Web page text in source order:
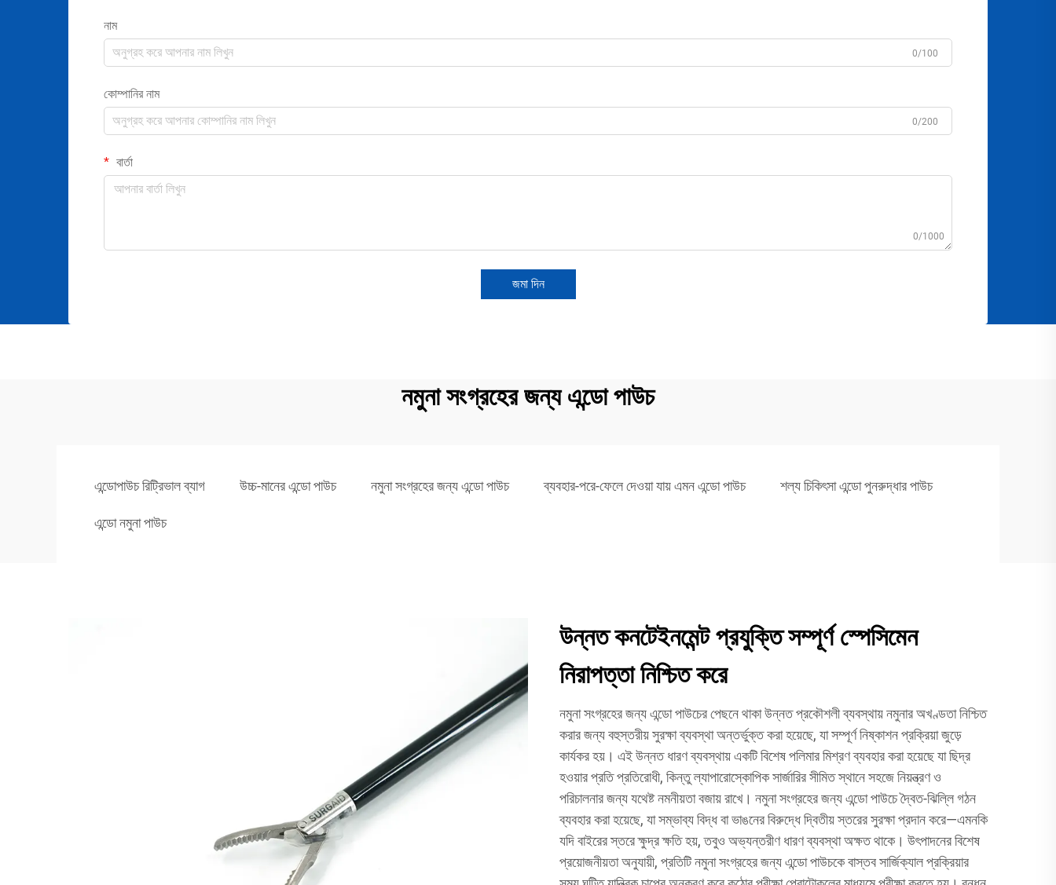
নাম
0/100
কোম্পানির নাম
0/200
বার্তা
0/1000
জমা দিন
নমুনা সংগ্রহের জন্য এন্ডো পাউচ
এন্ডোপাউচ রিট্রিভাল ব্যাগ উচ্চ-মানের এন্ডো পাউচ নমুনা সংগ্রহের জন্য এন্ডো পাউচ ব্যবহার-পরে-ফেলে দেওয়া যায় এমন এন্ডো পাউচ শল্য চিকিৎসা এন্ডো পুনরুদ্ধার পাউচ
এন্ডো নমুনা পাউচ
উন্নত কনটেইনমেন্ট প্রযুক্তি সম্পূর্ণ স্পেসিমেন
নিরাপত্তা নিশ্চিত করে
নমুনা সংগ্রহের জন্য এন্ডো পাউচের পেছনে থাকা উন্নত প্রকৌশলী ব্যবস্থায় নমুনার অখণ্ডতা নিশ্চিত
করার জন্য বহুস্তরীয় সুরক্ষা ব্যবস্থা অন্তর্ভুক্ত করা হয়েছে, যা সম্পূর্ণ নিষ্কাশন প্রক্রিয়া জুড়ে
কার্যকর হয়। এই উন্নত ধারণ ব্যবস্থায় একটি বিশেষ পলিমার মিশ্রণ ব্যবহার করা হয়েছে যা ছিদ্র
হওয়ার প্রতি প্রতিরোধী, কিন্তু ল্যাপারোস্কোপিক সার্জারির সীমিত স্থানে সহজে নিয়ন্ত্রণ ও
পরিচালনার জন্য যথেষ্ট নমনীয়তা বজায় রাখে। নমুনা সংগ্রহের জন্য এন্ডো পাউচে দ্বৈত-ঝিল্লি গঠন
ব্যবহার করা হয়েছে, যা সম্ভাব্য বিদ্ধ বা ভাঙনের বিরুদ্ধে দ্বিতীয় স্তরের সুরক্ষা প্রদান করে—এমনকি
যদি বাইরের স্তরে ক্ষুদ্র ক্ষতি হয়, তবুও অভ্যন্তরীণ ধারণ ব্যবস্থা অক্ষত থাকে। উৎপাদনের বিশেষ
প্রয়োজনীয়তা অনুযায়ী, প্রতিটি নমুনা সংগ্রহের জন্য এন্ডো পাউচকে বাস্তব সার্জিক্যাল প্রক্রিয়ার